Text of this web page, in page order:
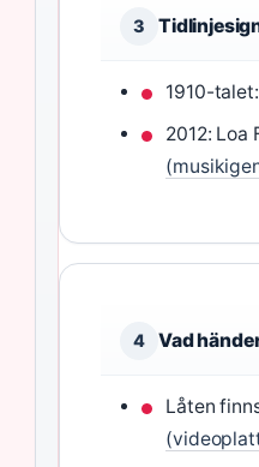
3
1910-
2012: Loa
4 Vad
Låten